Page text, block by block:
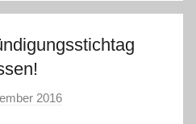
2016